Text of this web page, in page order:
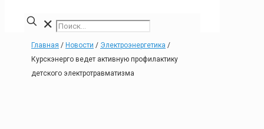
✕
Главная / Новости / Электроэнергетика /
Курскэнерго ведет активную профилактику
детского электротравматизма